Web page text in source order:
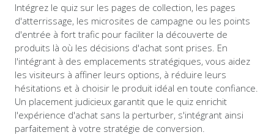
Intégrez le quiz sur les pages de collection, les pages
d'atterrissage, les microsites de campagne ou les points
d'entrée à fort trafic pour faciliter la découverte de
produits là où les décisions d'achat sont prises. En
l'intégrant à des emplacements stratégiques, vous aidez
les visiteurs à affiner leurs options, à réduire leurs
hésitations et à choisir le produit idéal en toute confiance.
Un placement judicieux garantit que le quiz enrichit
l'expérience d'achat sans la perturber, s'intégrant ainsi
parfaitement à votre stratégie de conversion.